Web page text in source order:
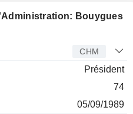
Bouygues
CHM
Président
74
05/09/1989